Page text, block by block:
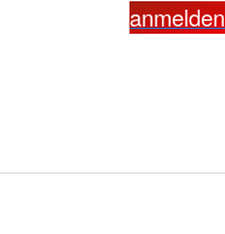
anmelden